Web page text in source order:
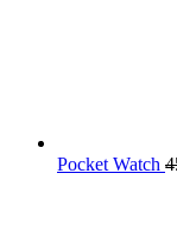
Pocket Watch